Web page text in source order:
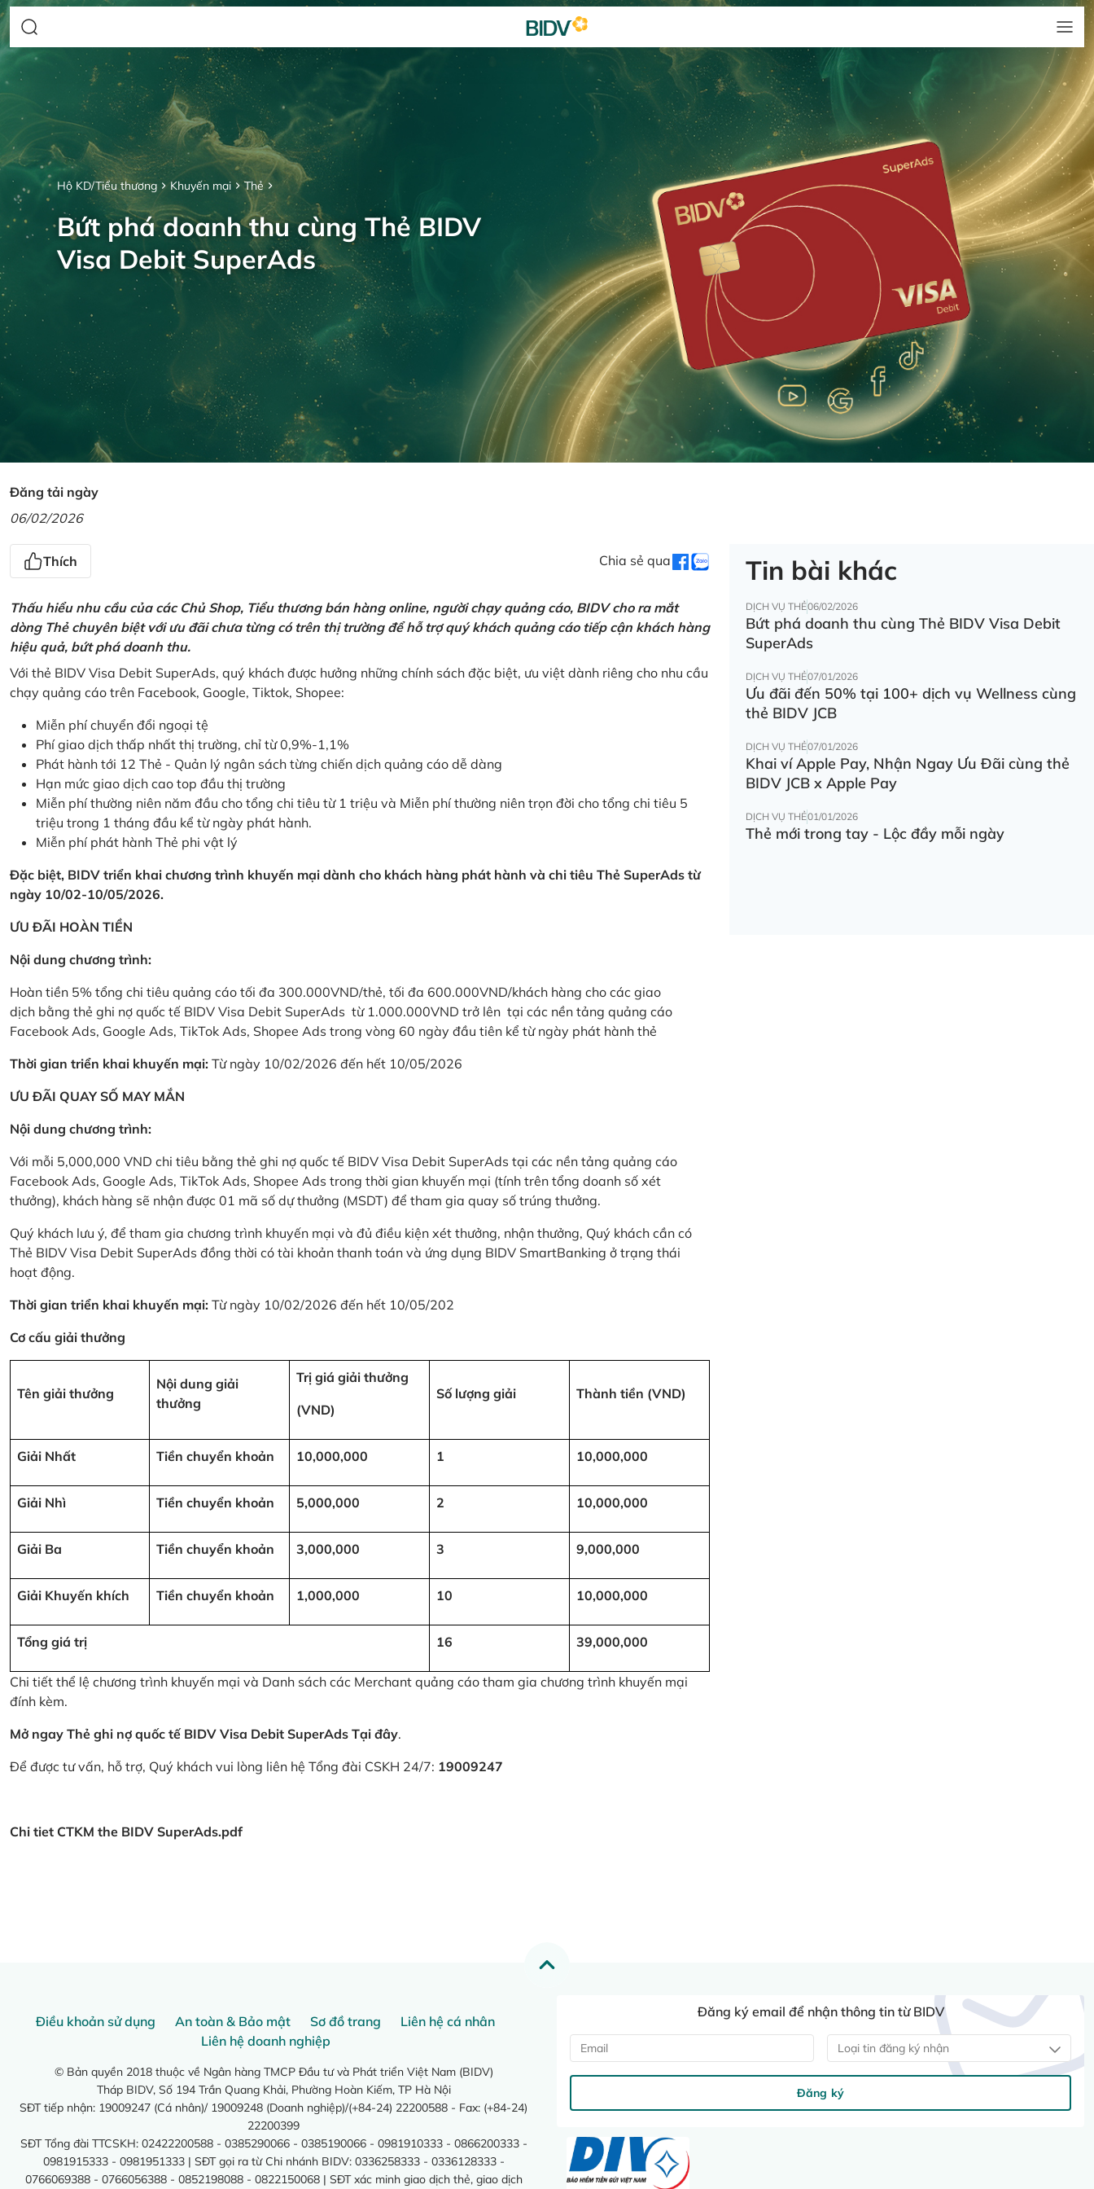
Hộ KD/Tiểu thương Khuyến mại Thẻ
Bứt phá doanh thu cùng Thẻ BIDV
Visa Debit SuperAds
Đăng tải ngày
06/02/2026
Thích Chia sẻ qua
Thấu hiểu nhu cầu của các Chủ Shop, Tiểu thương bán hàng online, người chạy quảng cáo, BIDV cho ra mắt
dòng Thẻ chuyên biệt với ưu đãi chưa từng có trên thị trường để hỗ trợ quý khách quảng cáo tiếp cận khách hàng
hiệu quả, bứt phá doanh thu.
Với thẻ BIDV Visa Debit SuperAds, quý khách được hưởng những chính sách đặc biệt, ưu việt dành riêng cho nhu cầu
chạy quảng cáo trên Facebook, Google, Tiktok, Shopee:
Miễn phí chuyển đổi ngoại tệ
Phí giao dịch thấp nhất thị trường, chỉ từ 0,9%-1,1%
Phát hành tới 12 Thẻ - Quản lý ngân sách từng chiến dịch quảng cáo dễ dàng
Hạn mức giao dịch cao top đầu thị trường
Miễn phí thường niên năm đầu cho tổng chi tiêu từ 1 triệu và Miễn phí thường niên trọn đời cho tổng chi tiêu 5
triệu trong 1 tháng đầu kể từ ngày phát hành.
Miễn phí phát hành Thẻ phi vật lý
Đặc biệt, BIDV triển khai chương trình khuyến mại dành cho khách hàng phát hành và chi tiêu Thẻ SuperAds từ
ngày 10/02-10/05/2026.
ƯU ĐÃI HOÀN TIỀN
Nội dung chương trình:
Hoàn tiền 5% tổng chi tiêu quảng cáo tối đa 300.000VND/thẻ, tối đa 600.000VND/khách hàng cho các giao
dịch bằng thẻ ghi nợ quốc tế BIDV Visa Debit SuperAds từ 1.000.000VND trở lên tại các nền tảng quảng cáo
Facebook Ads, Google Ads, TikTok Ads, Shopee Ads trong vòng 60 ngày đầu tiên kể từ ngày phát hành thẻ
Thời gian triển khai khuyến mại: Từ ngày 10/02/2026 đến hết 10/05/2026
ƯU ĐÃI QUAY SỐ MAY MẮN
Nội dung chương trình:
Với mỗi 5,000,000 VND chi tiêu bằng thẻ ghi nợ quốc tế BIDV Visa Debit SuperAds tại các nền tảng quảng cáo
Facebook Ads, Google Ads, TikTok Ads, Shopee Ads trong thời gian khuyến mại (tính trên tổng doanh số xét
thưởng), khách hàng sẽ nhận được 01 mã số dự thưởng (MSDT) để tham gia quay số trúng thưởng.
Quý khách lưu ý, để tham gia chương trình khuyến mại và đủ điều kiện xét thưởng, nhận thưởng, Quý khách cần có
Thẻ BIDV Visa Debit SuperAds đồng thời có tài khoản thanh toán và ứng dụng BIDV SmartBanking ở trạng thái
hoạt động.
Thời gian triển khai khuyến mại: Từ ngày 10/02/2026 đến hết 10/05/202
Cơ cấu giải thưởng
Tên giải thưởng
Nội dung giải
thưởng
Trị giá giải thưởng
(VND)
Số lượng giải Thành tiền (VND)
Giải Nhất Tiền chuyển khoản 10,000,000 1 10,000,000
Giải Nhì Tiền chuyển khoản 5,000,000 2 10,000,000
Giải Ba Tiền chuyển khoản 3,000,000 3 9,000,000
Giải Khuyến khích Tiền chuyển khoản 1,000,000 10 10,000,000
Tổng giá trị 16 39,000,000
Chi tiết thể lệ chương trình khuyến mại và Danh sách các Merchant quảng cáo tham gia chương trình khuyến mại
đính kèm.
Mở ngay Thẻ ghi nợ quốc tế BIDV Visa Debit SuperAds Tại đây.
Để được tư vấn, hỗ trợ, Quý khách vui lòng liên hệ Tổng đài CSKH 24/7: 19009247
Chi tiet CTKM the BIDV SuperAds.pdf
Tin bài khác
DỊCH VỤ THẺ06/02/2026
Bứt phá doanh thu cùng Thẻ BIDV Visa Debit
SuperAds
DỊCH VỤ THẺ07/01/2026
Ưu đãi đến 50% tại 100+ dịch vụ Wellness cùng
thẻ BIDV JCB
DỊCH VỤ THẺ07/01/2026
Khai ví Apple Pay, Nhận Ngay Ưu Đãi cùng thẻ
BIDV JCB x Apple Pay
DỊCH VỤ THẺ01/01/2026
Thẻ mới trong tay - Lộc đầy mỗi ngày
Điều khoản sử dụng An toàn & Bảo mật Sơ đồ trang
Liên hệ cá nhân
Liên hệ doanh nghiệp
© Bản quyền 2018 thuộc về Ngân hàng TMCP Đầu tư và Phát triển Việt Nam (BIDV)
Tháp BIDV, Số 194 Trần Quang Khải, Phường Hoàn Kiếm, TP Hà Nội
SĐT tiếp nhận: 19009247 (Cá nhân)/ 19009248 (Doanh nghiệp)/(+84-24) 22200588 - Fax: (+84-24)
22200399
SĐT Tổng đài TTCSKH: 02422200588 - 0385290066 - 0385190066 - 0981910333 - 0866200333 -
0981915333 - 0981951333 | SĐT gọi ra từ Chi nhánh BIDV: 0336258333 - 0336128333 -
0766069388 - 0766056388 - 0852198088 - 0822150068 | SĐT xác minh giao dịch thẻ, giao dịch
Đăng ký email để nhận thông tin từ BIDV
Loại tin đăng ký nhận
Đăng ký